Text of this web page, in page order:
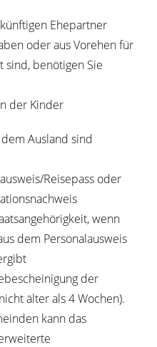
Ehepartner
oder aus Vorehen für
sind, benötigen Sie
der Kinder
Ausland sind
Reisepass oder
wenn
dem Personalausweis
der
älter als 4 Wochen).
kann das